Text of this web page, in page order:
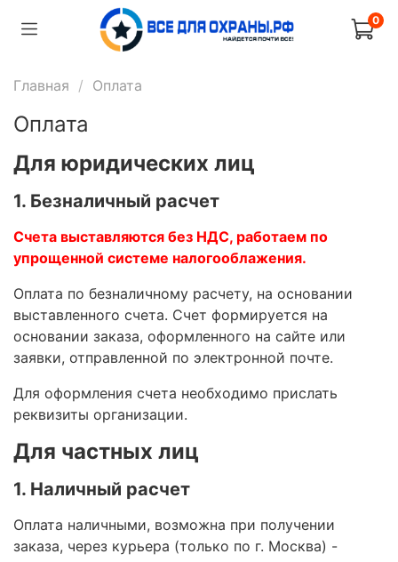
0
Главная Оплата
Оплата
Для юридических лиц
1. Безналичный расчет
Счета выставляются без НДС, работаем по
упрощенной системе налогооблажения.
Оплата по безналичному расчету, на основании
выставленного счета. Счет формируется на
основании заказа, оформленного на сайте или
заявки, отправленной по электронной почте.
Для оформления счета необходимо прислать
реквизиты организации.
Для частных лиц
1. Наличный расчет
Оплата наличными, возможна при получении
заказа, через курьера (только по г. Москва) -